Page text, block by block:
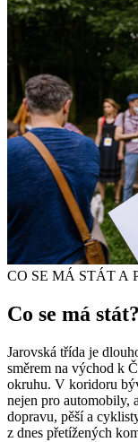
CO SE MÁ STÁT A
Co se má stát?
Jarovská třída je
směrem na východ k
okruhu. V koridoru
nejen pro automobily,
dopravu, pěší a
z dnes přetížených